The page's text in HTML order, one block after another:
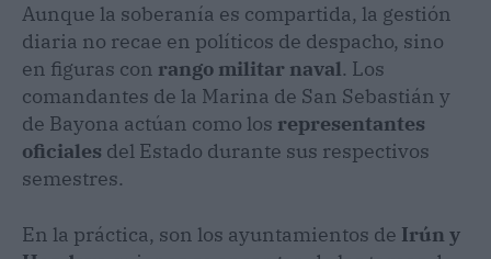
Aunque la soberanía es compartida, la gestión
diaria no recae en políticos de despacho, sino
en figuras con rango militar naval. Los
comandantes de la Marina de San Sebastián y
de Bayona actúan como los representantes
oficiales del Estado durante sus respectivos
semestres.
En la práctica, son los ayuntamientos de Irún y